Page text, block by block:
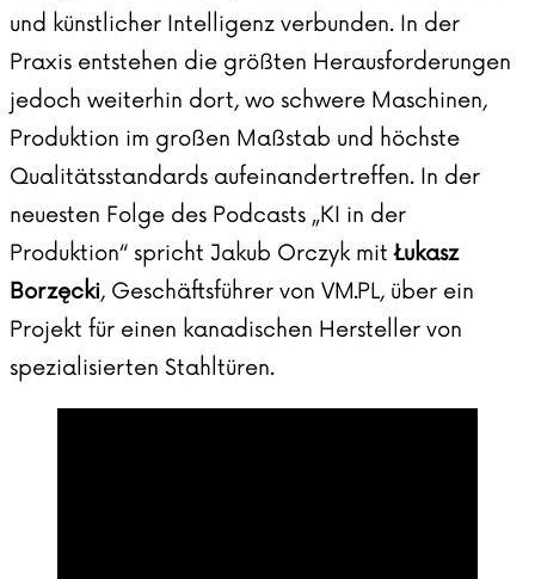
und künstlicher Intelligenz verbunden. In der
Praxis entstehen die größten Herausforderungen
jedoch weiterhin dort, wo schwere Maschinen,
Produktion im großen Maßstab und höchste
Qualitätsstandards aufeinandertreffen. In der
neuesten Folge des Podcasts „KI in der
Produktion“ spricht Jakub Orczyk mit Łukasz
Borzęcki, Geschäftsführer von VM.PL, über ein
Projekt für einen kanadischen Hersteller von
spezialisierten Stahltüren.